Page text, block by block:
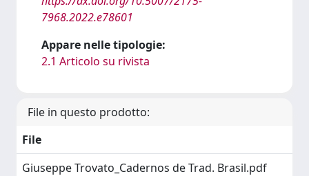
7968.2022.e78601
Appare nelle tipologie:
2.1 Articolo su rivista
File in questo prodotto:
File
Giuseppe Trovato_Cadernos de Trad. Brasil.pdf